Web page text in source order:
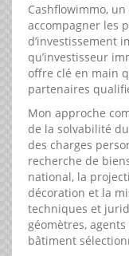
Cashflowimmo,
accompagner les
d’investissement
qu’investisseur
offre clé en main
partenaires
Mon approche
de la solvabilité
des charges
recherche de
national, la
décoration et la
techniques et
géomètres,
bâtiment